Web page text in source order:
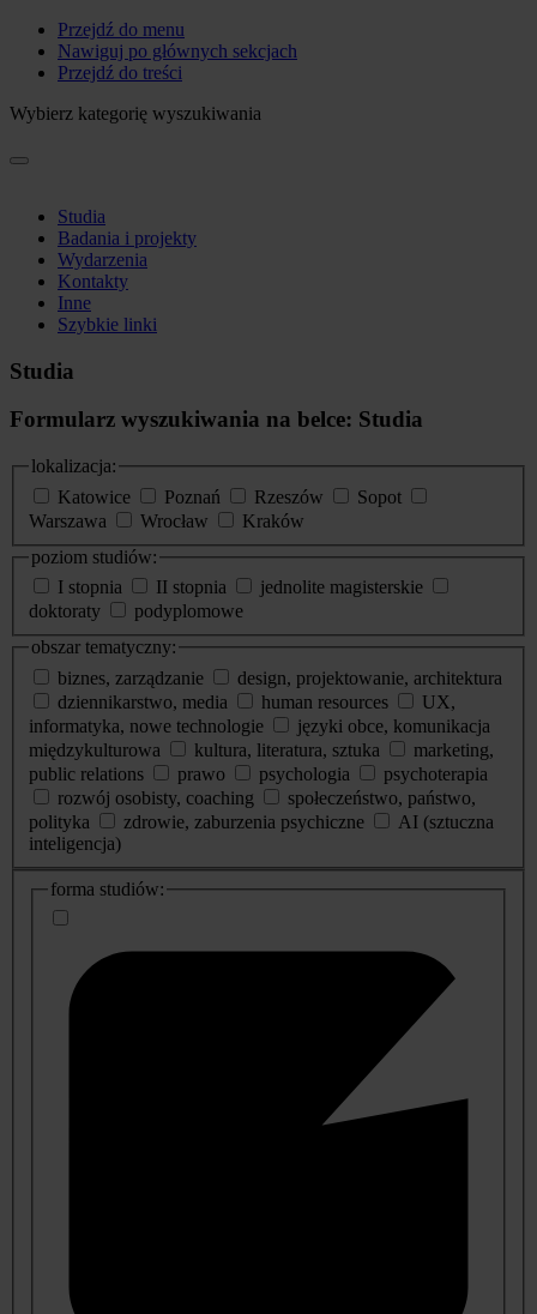
Przejdź do menu
Nawiguj po głównych sekcjach
Przejdź do treści
Wybierz kategorię wyszukiwania
Studia
Badania i projekty
Wydarzenia
Kontakty
Inne
Szybkie linki
Studia
Formularz wyszukiwania na belce: Studia
lokalizacja:
Katowice
Poznań Rzeszów
Sopot
Warszawa
Wrocław
Kraków
poziom studiów:
I stopnia
II stopnia
jednolite magisterskie
doktoraty
podyplomowe
obszar tematyczny:
biznes, zarządzanie
design, projektowanie, architektura
dziennikarstwo, media
human resources
UX,
informatyka, nowe technologie
języki obce, komunikacja
międzykulturowa
kultura, literatura, sztuka
marketing,
public relations
prawo psychologia
psychoterapia
rozwój osobisty, coaching
społeczeństwo, państwo,
polityka
zdrowie, zaburzenia psychiczne
AI (sztuczna
inteligencja)
dodatkowe
informacje
forma studiów: